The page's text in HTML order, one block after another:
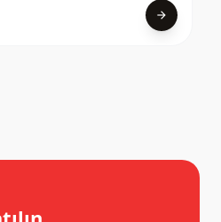
arrow_forward